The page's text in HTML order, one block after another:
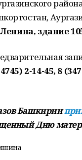
здание
2-14-45, 8
Башкирии
Дню